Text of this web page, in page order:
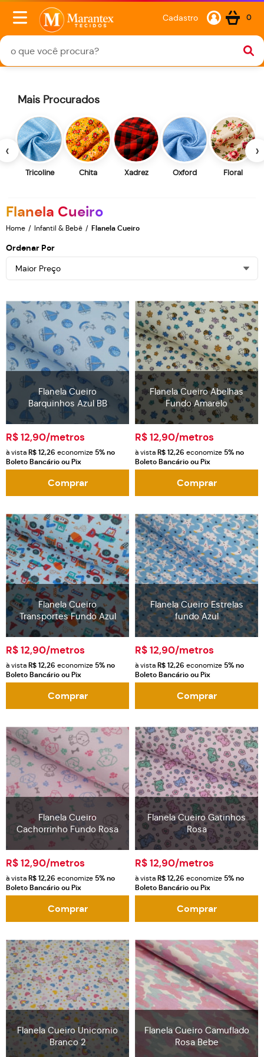
Cadastro 0
‹
Mais Procurados
Tricoline Chita Xadrez Oxford Floral
›
Flanela Cueiro
Home Infantil & Bebê Flanela Cueiro
Ordenar Por
Maior Preço
Flanela Cueiro
Barquinhos Azul BB
R$ 12,90/metros
à vista R$ 12,26 economize 5%no
Boleto Bancário ou Pix
Comprar
Flanela Cueiro Abelhas
Fundo Amarelo
R$ 12,90/metros
à vista R$ 12,26 economize 5%no
Boleto Bancário ou Pix
Comprar
Flanela Cueiro
Transportes Fundo Azul
R$ 12,90/metros
à vista R$ 12,26 economize 5%no
Boleto Bancário ou Pix
Comprar
Flanela Cueiro Estrelas
fundo Azul
R$ 12,90/metros
à vista R$ 12,26 economize 5%no
Boleto Bancário ou Pix
Comprar
Flanela Cueiro
Cachorrinho Fundo Rosa
R$ 12,90/metros
à vista R$ 12,26 economize 5%no
Boleto Bancário ou Pix
Comprar
Flanela Cueiro Gatinhos
Rosa
R$ 12,90/metros
à vista R$ 12,26 economize 5%no
Boleto Bancário ou Pix
Comprar
Flanela Cueiro Unicornio
Branco 2
Flanela Cueiro Camuflado
Rosa Bebe